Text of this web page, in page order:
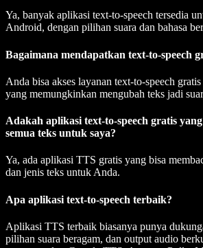
Ya, banyak aplikasi text-to-speech tersedia
Android, dengan pilihan suara dan bahasa
Bagaimana mendapatkan text-to-speech
Anda bisa akses layanan text-to-speech
yang memungkinkan mengubah teks jadi
Adakah aplikasi text-to-speech gratis
semua teks untuk saya?
Ya, ada aplikasi TTS gratis yang bisa
dan jenis teks untuk Anda.
Apa aplikasi text-to-speech terbaik?
Aplikasi TTS terbaik biasanya punya
pilihan suara beragam, dan output audio